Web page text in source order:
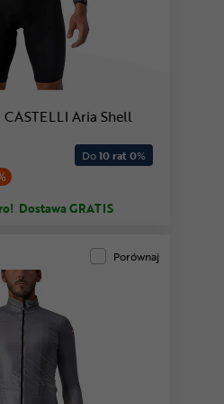
Aria Shell
Do10 rat 0%
Dostawa GRATIS
Porównaj